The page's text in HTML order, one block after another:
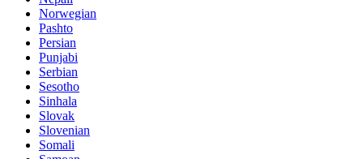
Norwegian
Pashto
Persian
Punjabi
Serbian
Sesotho
Sinhala
Slovak
Slovenian
Somali